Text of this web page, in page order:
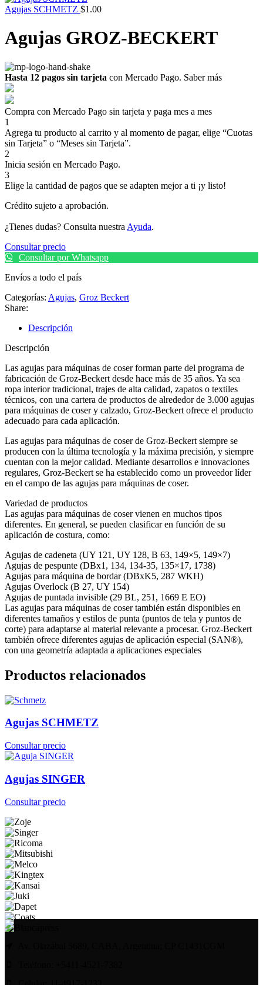
Agujas SCHMETZ $1.00
Agujas GROZ-BECKERT
Hasta 12 pagos sin tarjeta con Mercado Pago. Saber más
Compra con Mercado Pago sin tarjeta y paga mes a mes
1
Agrega tu producto al carrito y al momento de pagar, elige “Cuotas
sin Tarjeta” o “Meses sin Tarjeta”.
2
Inicia sesión en Mercado Pago.
3
Elige la cantidad de pagos que se adapten mejor a ti ¡y listo!
Crédito sujeto a aprobación.
¿Tienes dudas? Consulta nuestra Ayuda.
Consultar precio
Consultar por Whatsapp
Envíos a todo el país
Categorías: Agujas, Groz Beckert
Share:
Descripción
Descripción
Las agujas para máquinas de coser forman parte del programa de
fabricación de Groz-Beckert desde hace más de 35 años. Ya sea
ropa interior tradicional, trajes de alta calidad, zapatos o textiles
técnicos, con una cartera de productos de alrededor de 3.000 agujas
para máquinas de coser y calzado, Groz-Beckert ofrece el producto
adecuado para cada aplicación.
Las agujas para máquinas de coser de Groz-Beckert siempre se
producen con la última tecnología y la máxima precisión, y siempre
cuentan con la mejor calidad. Mediante desarrollos e innovaciones
regulares, Groz-Beckert se ha establecido como un proveedor líder
en el campo de las agujas para máquinas de coser.
Variedad de productos
Las agujas para máquinas de coser vienen en muchos tipos
diferentes. En general, se pueden clasificar en función de su
aplicación de costura, como:
Agujas de cadeneta (UY 121, UY 128, B 63, 149×5, 149×7)
Agujas de pespunte (DBx1, 134, 134-35, 135×17, 1738)
Agujas para máquina de bordar (DBxK5, 287 WKH)
Agujas Overlock (B 27, UY 154)
Agujas de puntada invisible (29 BL, 251, 1669 E EO)
Las agujas para máquinas de coser también están disponibles en
diferentes tamaños y estilos de punta (puntos de tela y puntos de
corte) para adaptarse al material relevante a procesar. Groz-Beckert
también ofrece diferentes agujas de aplicación especial (SAN®),
con una geometría adaptada a aplicaciones especiales
Productos relacionados
Agujas SCHMETZ
Consultar precio
Agujas SINGER
Consultar precio